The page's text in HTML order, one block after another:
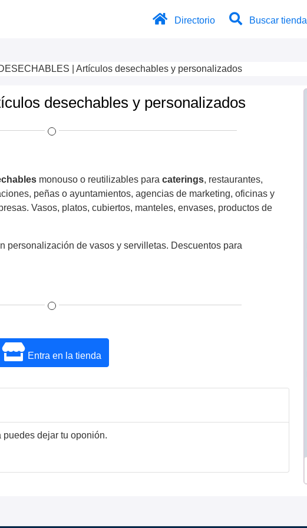
Directorio Buscar tienda
| Artículos desechables y personalizados
desechables y personalizados
monouso o reutilizables paracaterings, restaurantes,
peñas o ayuntamientos, agencias de marketing, oficinas y
Vasos, platos, cubiertos, manteles, envases, productos de
personalización de vasos y servilletas. Descuentos para
Entra en la tienda
dejar tu oponión.